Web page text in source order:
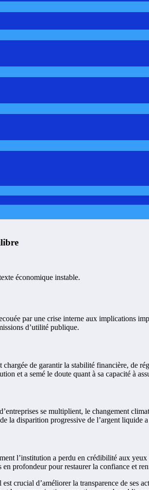
économique instable.
par une crise interne aux implications
d’utilité publique.
de garantir la stabilité financière, de
et a semé le doute quant à sa capacité à
se multiplient, le changement
la disparition progressive de l’argent liquide
l’institution a perdu en crédibilité aux
profondeur pour restaurer la confiance et
crucial d’améliorer la transparence de ses